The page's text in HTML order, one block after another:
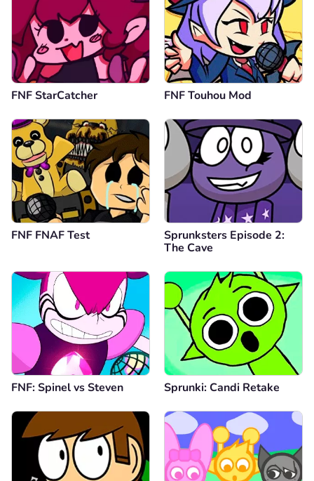
FNF StarCatcher FNF Touhou Mod
FNF FNAF Test
Sprunksters Episode 2:
The Cave
FNF: Spinel vs Steven Sprunki: Candi Retake